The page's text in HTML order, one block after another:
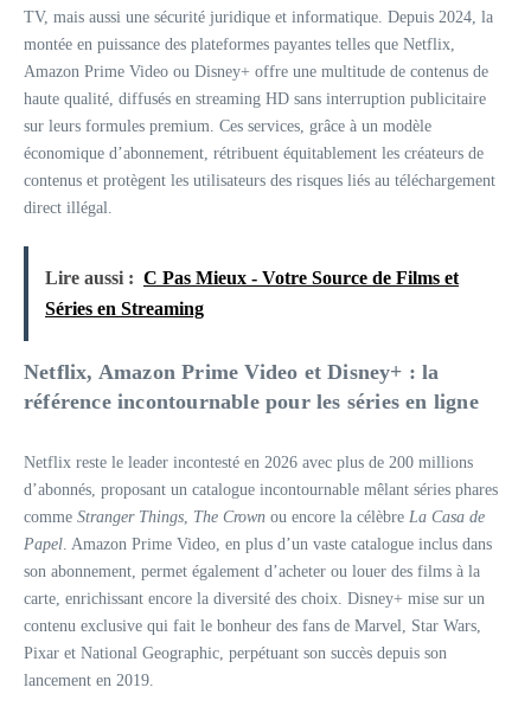
TV, mais aussi une sécurité juridique et informatique. Depuis 2024, la
montée en puissance des plateformes payantes telles que Netflix,
Amazon Prime Video ou Disney+ offre une multitude de contenus de
haute qualité, diffusés en streaming HD sans interruption publicitaire
sur leurs formules premium. Ces services, grâce à un modèle
économique d’abonnement, rétribuent équitablement les créateurs de
contenus et protègent les utilisateurs des risques liés au téléchargement
direct illégal.
Lire aussi : C Pas Mieux - Votre Source de Films et
Séries en Streaming
Netflix, Amazon Prime Video et Disney+ : la
référence incontournable pour les séries en ligne
Netflix reste le leader incontesté en 2026 avec plus de 200 millions
d’abonnés, proposant un catalogue incontournable mêlant séries phares
comme Stranger Things, The Crown ou encore la célèbre La Casa de
Papel. Amazon Prime Video, en plus d’un vaste catalogue inclus dans
son abonnement, permet également d’acheter ou louer des films à la
carte, enrichissant encore la diversité des choix. Disney+ mise sur un
contenu exclusive qui fait le bonheur des fans de Marvel, Star Wars,
Pixar et National Geographic, perpétuant son succès depuis son
lancement en 2019.